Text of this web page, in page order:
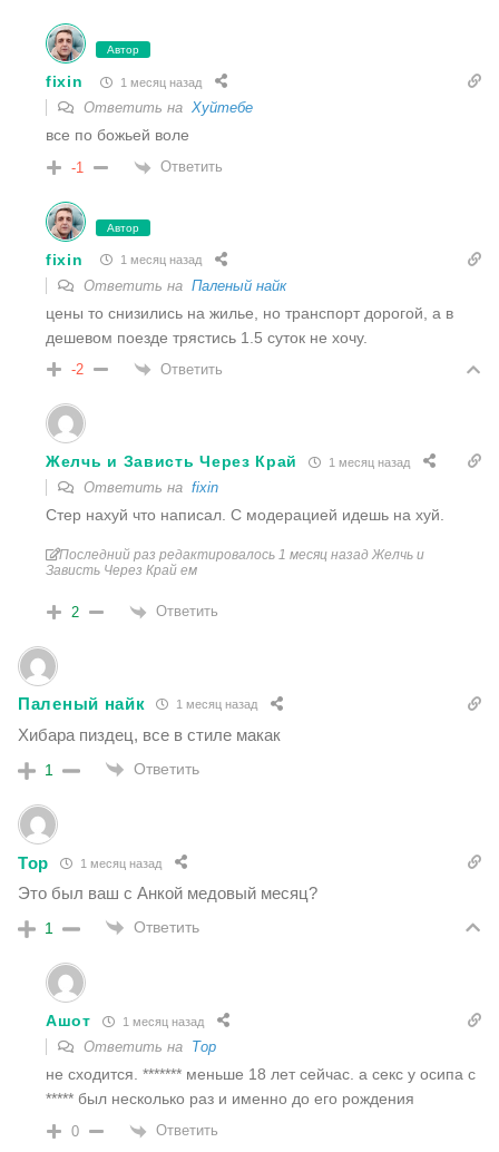
Автор
fixin 1 месяц назад
Ответить на Хуйтебе
все по божьей воле
-1 Ответить
Автор
fixin 1 месяц назад
Ответить на Паленый найк
цены то снизились на жилье, но транспорт дорогой, а в
дешевом поезде трястись 1.5 суток не хочу.
-2 Ответить
Желчь и Зависть Через Край 1 месяц назад
Ответить на fixin
Стер нахуй что написал. С модерацией идешь на хуй.
Последний раз редактировалось 1 месяц назад Желчь и
Зависть Через Край ем
2 Ответить
Паленый найк 1 месяц назад
Хибара пиздец, все в стиле макак
1 Ответить
Тор 1 месяц назад
Это был ваш с Анкой медовый месяц?
1 Ответить
Ашот 1 месяц назад
Ответить на Тор
не сходится. ******* меньше 18 лет сейчас. а секс у осипа с
***** был несколько раз и именно до его рождения
0 Ответить